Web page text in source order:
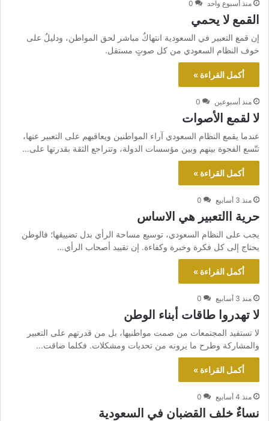
منذ أسبوع واحد 0
القمع لا يحمي
إن قمع التعبير في السعودية انتهاكٌ مباشر لحق المواطن، ودليلٌ على
خوف النظام السعودي من كل صوتٍ مستقل.
أكمل القراءة »
منذ أسبوعين 0
لا لقمع الأصوات
عندما يقمع النظام السعودي آراء المواطنين ويعاقبهم على التعبير عنها،
تتّسع الفجوة بينهم وبين مؤسسات الدولة، وتتراجع الثقة بقدرتها على…
أكمل القراءة »
منذ 3 أسابيع 0
حرية االتعبير هي الاساس
يجب على النظام السعودي، توسيع مساحة الرأي بدل تضييقها؛ فالوطن
يحتاج إلى كل فكرة وخبرة وكفاءة. إن تقييد أصحاب الرأي…
أكمل القراءة »
منذ 3 أسابيع 0
لا تهدروا طاقات أبناء الوطن
لا تستفيد المجتمعات من صمت مواطنيها، بل من قدرتهم على التعبير
والمشاركة وطرح ما يرونه من تحديات ومشكلات. فكلما ضاقت…
أكمل القراءة »
منذ 4 أسابيع 0
نساءٌ خلف القضبان في السعودية